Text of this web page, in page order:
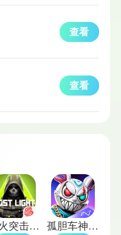
查看
查看
萤火突击国际服 孤胆车神幻影城